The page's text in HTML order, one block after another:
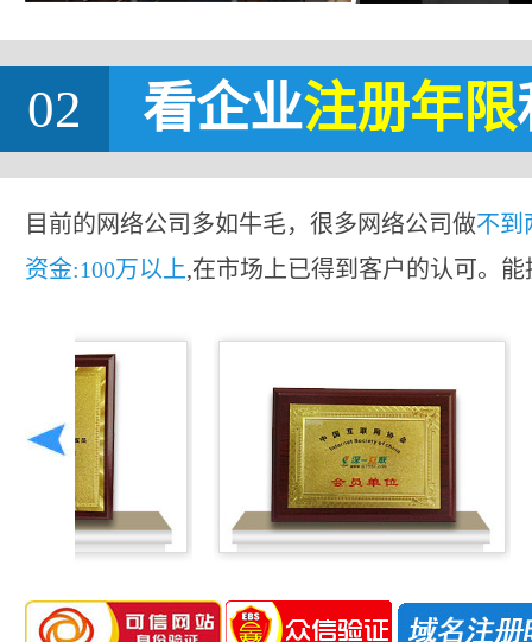
02 看企业注册年限
目前的网络公司多如牛毛，很多网络公司做不到
资金:100万以上,在市场上已得到客户的认可。